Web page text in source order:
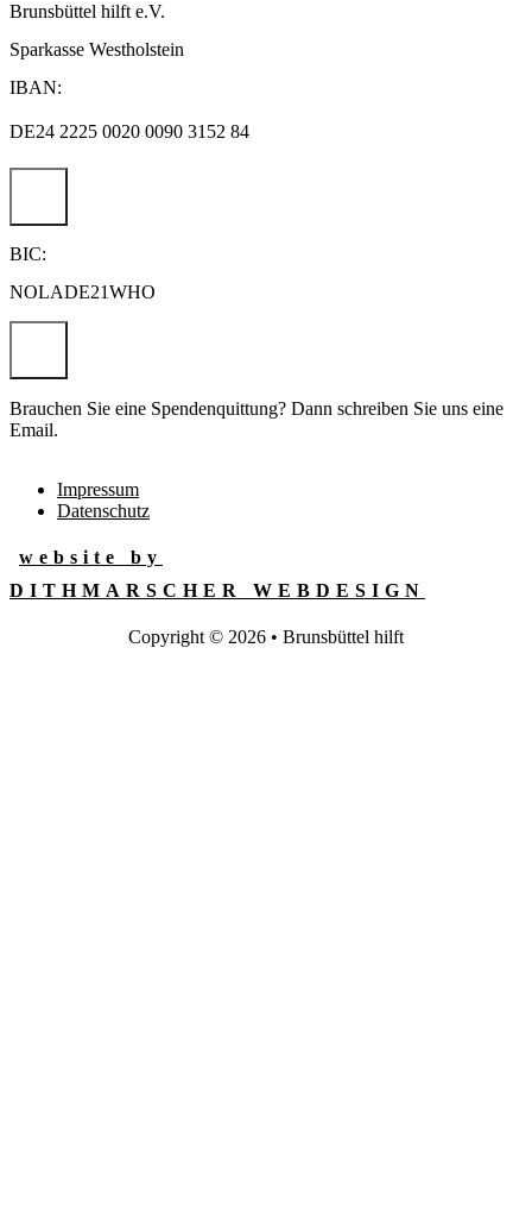
Brunsbüttel hilft e.V.
Sparkasse Westholstein
IBAN:
DE24 2225 0020 0090 3152 84
BIC:
NOLADE21WHO
Brauchen Sie eine Spendenquittung? Dann schreiben Sie uns eine
Email.
Impressum
Datenschutz
website by
DITHMARSCHER WEBDESIGN
Copyright © 2026 • Brunsbüttel hilft